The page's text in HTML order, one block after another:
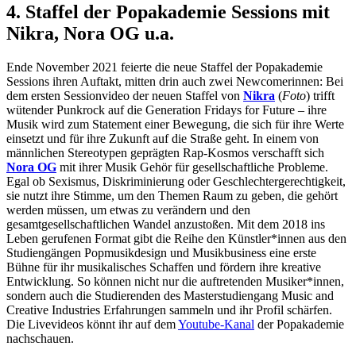
4. Staffel der Popakademie Sessions mit
Nikra, Nora OG u.a.
Ende November 2021 feierte die neue Staffel der Popakademie
Sessions ihren Auftakt, mitten drin auch zwei Newcomerinnen: Bei
dem ersten Sessionvideo der neuen Staffel von Nikra (Foto) trifft
wütender Punkrock auf die Generation Fridays for Future – ihre
Musik wird zum Statement einer Bewegung, die sich für ihre Werte
einsetzt und für ihre Zukunft auf die Straße geht. In einem von
männlichen Stereotypen geprägten Rap-Kosmos verschafft sich
Nora OG mit ihrer Musik Gehör für gesellschaftliche Probleme.
Egal ob Sexismus, Diskriminierung oder Geschlechtergerechtigkeit,
sie nutzt ihre Stimme, um den Themen Raum zu geben, die gehört
werden müssen, um etwas zu verändern und den
gesamtgesellschaftlichen Wandel anzustoßen. Mit dem 2018 ins
Leben gerufenen Format gibt die Reihe den Künstler*innen aus den
Studiengängen Popmusikdesign und Musikbusiness eine erste
Bühne für ihr musikalisches Schaffen und fördern ihre kreative
Entwicklung. So können nicht nur die auftretenden Musiker*innen,
sondern auch die Studierenden des Masterstudiengang Music and
Creative Industries Erfahrungen sammeln und ihr Profil schärfen.
Die Livevideos könnt ihr auf demYoutube-Kanal der Popakademie
nachschauen.